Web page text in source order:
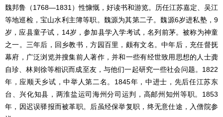
魏邦鲁（1768—1831）性慷慨，好读书和游览。历任江苏嘉定、吴江
等地巡检，宝山水利主簿等职。魏源为其第二子。魏源6岁进私塾，9
岁，应县童子试，14岁，参加县学入学考试，名列前茅。被称为神童
之一。三年后，回乡教书，方园百里，颇有文名。中年后，充任督抚
幕府，广泛浏览并搜集前人著作，并和一些有经世致用思想的人士龚
自珍、林则徐等相识而成至友，与他们一起研究一些社会问题。1822
年，应顺天乡试，中举人第二名。1845年，中进士，先后任江苏东
台、兴化知县，两淮盐运司海州分司运判，高邮州知州等职。1853
年，因迟误驿报而被革职。后虽经保举复职，终无意仕途，入僧院参